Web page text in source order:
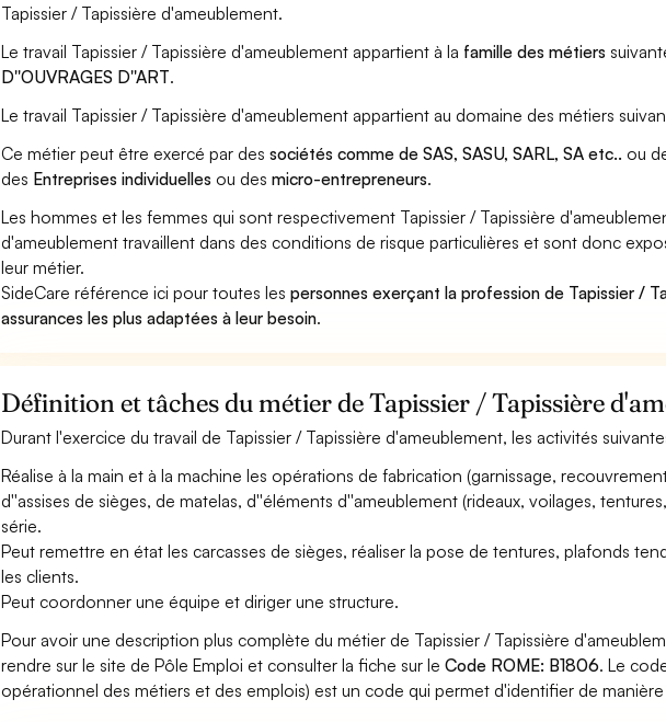
Tapissier / Tapissière d'ameublement.
Le travail Tapissier / Tapissière d'ameublement appartient à la famille des métiers
D''OUVRAGES D''ART.
Le travail Tapissier / Tapissière d'ameublement appartient au domaine des métiers
Ce métier peut être exercé par dessociétés comme de SAS, SASU, SARL, SA etc.. ou
des Entreprises individuelles ou desmicro-entrepreneurs.
Les hommes et les femmes qui sont respectivement Tapissier / Tapissière
d'ameublement travaillent dans des conditions de risque particulières et sont donc
leur métier.
SideCare référence ici pour toutes lespersonnes exerçant la profession de Tapissier /
assurances les plus adaptées à leur besoin.
Définition et tâches du métier de Tapissier / Tapissière
Durant l'exercice du travail de Tapissier / Tapissière d'ameublement, les activités
Réalise à la main et à la machine les opérations de fabrication (garnissage,
d''assises de sièges, de matelas, d''éléments d''ameublement (rideaux, voilages,
série.
Peut remettre en état les carcasses de sièges, réaliser la pose de tentures, plafonds
les clients.
Peut coordonner une équipe et diriger une structure.
Pour avoir une description plus complète du métier de Tapissier / Tapissière
rendre sur le site de Pôle Emploi et consulter la fiche sur leCode ROME: B1806. Le
opérationnel des métiers et des emplois) est un code qui permet d'identifier de